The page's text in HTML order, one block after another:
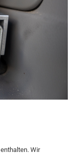
Wir